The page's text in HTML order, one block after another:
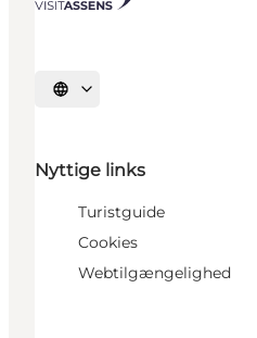
Vælg sprog
Nyttige links
Turistguide
Cookies
Webtilgængelighed